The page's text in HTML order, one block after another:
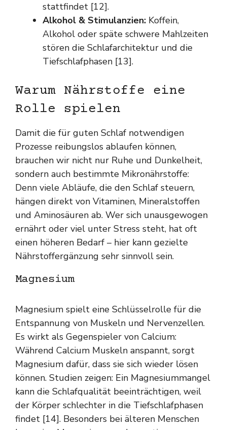
stattfindet [12].
Alkohol & Stimulanzien: Koffein,
Alkohol oder späte schwere Mahlzeiten
stören die Schlafarchitektur und die
Tiefschlafphasen [13].
Warum Nährstoffe eine
Rolle spielen
Damit die für guten Schlaf notwendigen
Prozesse reibungslos ablaufen können,
brauchen wir nicht nur Ruhe und Dunkelheit,
sondern auch bestimmte Mikronährstoffe:
Denn viele Abläufe, die den Schlaf steuern,
hängen direkt von Vitaminen, Mineralstoffen
und Aminosäuren ab. Wer sich unausgewogen
ernährt oder viel unter Stress steht, hat oft
einen höheren Bedarf – hier kann gezielte
Nährstoffergänzung sehr sinnvoll sein.
Magnesium
Magnesium spielt eine Schlüsselrolle für die
Entspannung von Muskeln und Nervenzellen.
Es wirkt als Gegenspieler von Calcium:
Während Calcium Muskeln anspannt, sorgt
Magnesium dafür, dass sie sich wieder lösen
können. Studien zeigen: Ein Magnesiummangel
kann die Schlafqualität beeinträchtigen, weil
der Körper schlechter in die Tiefschlafphasen
findet [14]. Besonders bei älteren Menschen